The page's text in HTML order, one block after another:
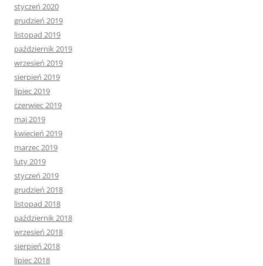
styczeń 2020
grudzień 2019
listopad 2019
październik 2019
wrzesień 2019
sierpień 2019
lipiec 2019
czerwiec 2019
maj 2019
kwiecień 2019
marzec 2019
luty 2019
styczeń 2019
grudzień 2018
listopad 2018
październik 2018
wrzesień 2018
sierpień 2018
lipiec 2018